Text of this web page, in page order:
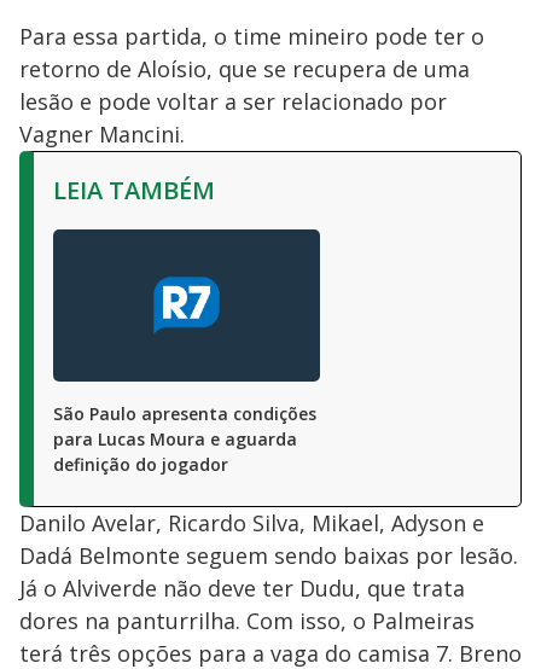
Para essa partida, o time mineiro pode ter o
retorno de Aloísio, que se recupera de uma
lesão e pode voltar a ser relacionado por
Vagner Mancini.
LEIA TAMBÉM
São Paulo apresenta condições
para Lucas Moura e aguarda
definição do jogador
Danilo Avelar, Ricardo Silva, Mikael, Adyson e
Dadá Belmonte seguem sendo baixas por lesão.
Já o Alviverde não deve ter Dudu, que trata
dores na panturrilha. Com isso, o Palmeiras
terá três opções para a vaga do camisa 7. Breno